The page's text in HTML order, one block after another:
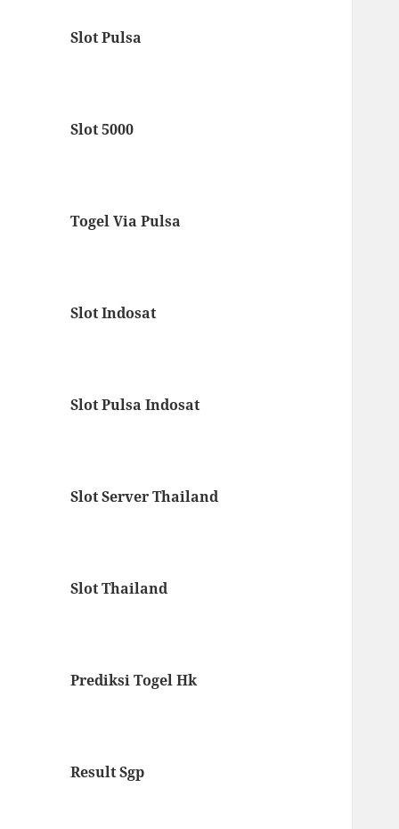
Slot Pulsa
Slot 5000
Togel Via Pulsa
Slot Indosat
Slot Pulsa Indosat
Slot Server Thailand
Slot Thailand
Prediksi Togel Hk
Result Sgp